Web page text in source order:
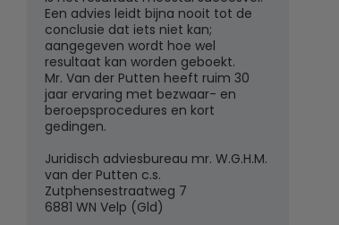
Een advies leidt bijna nooit tot de
conclusie dat iets niet kan;
aangegeven wordt hoe wel
resultaat kan worden geboekt.
Mr. Van der Putten heeft ruim 30
jaar ervaring met bezwaar- en
beroepsprocedures en kort
gedingen.
Juridisch adviesbureau mr. W.G.H.M.
van der Putten c.s.
Zutphensestraatweg 7
6881 WN Velp (Gld)